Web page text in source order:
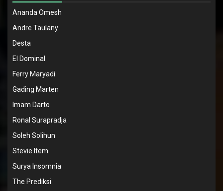
Ananda Omesh
Andre Taulany
Desta
El Dominal
Ferry Maryadi
Gading Marten
Imam Darto
Ronal Surapradja
Soleh Solihun
Stevie Item
Surya Insomnia
The Prediksi